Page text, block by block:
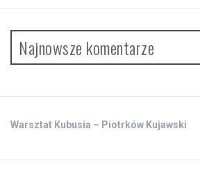
Najnowsze komentarze
Warsztat Kubusia – Piotrków Kujawski